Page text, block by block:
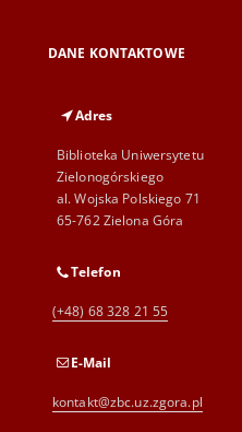
DANE KONTAKTOWE
Adres
Biblioteka Uniwersytetu
Zielonogórskiego
al. Wojska Polskiego 71
65-762 Zielona Góra
Telefon
(+48) 68 328 21 55
E-Mail
kontakt@zbc.uz.zgora.pl